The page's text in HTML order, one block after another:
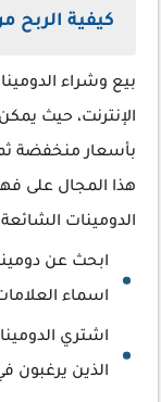
كيفية الربح
بيع وشراء
الإنترنت، حيث
بأسعار منخفضة ثم
هذا المجال على
الدومينات
ابحث عن
اسماء
اشتري
الذين يرغبون